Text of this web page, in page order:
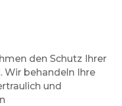
den Schutz Ihrer
Wir behandeln Ihre
und